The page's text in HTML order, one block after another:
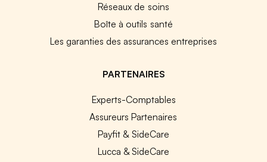
Réseaux de soins
Boîte à outils santé
Les garanties des assurances entreprises
PARTENAIRES
Experts-Comptables
Assureurs Partenaires
Payfit & SideCare
Lucca & SideCare